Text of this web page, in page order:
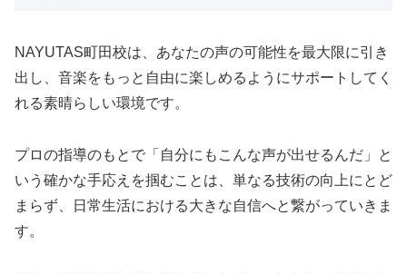
NAYUTAS町田校は、あなたの声の可能性を最大限に引き
出し、音楽をもっと自由に楽しめるようにサポートしてく
れる素晴らしい環境です。
プロの指導のもとで「自分にもこんな声が出せるんだ」と
いう確かな手応えを掴むことは、単なる技術の向上にとど
まらず、日常生活における大きな自信へと繋がっていきま
す。